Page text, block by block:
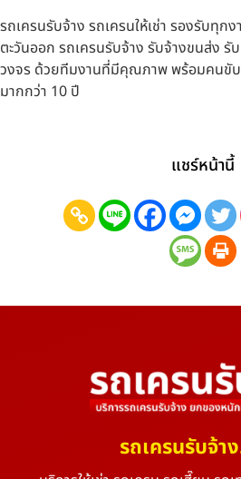
รถเครนรับจ้าง รถเครนให้เช่า รองรับทุก
ตะวันออก รถเครนรับจ้าง รับจ้างขนส่ง
วงจร ด้วยทีมงานที่มีคุณภาพ พร้อมคนขั
มากกว่า 10 ปี
แชร์หน้านี้
รถเครนรับจ้า